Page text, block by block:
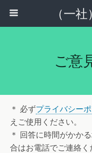
（一
ご意
＊ 必ずプライバシー
えご使用ください。
＊ 回答に時間がかか
合はお電話でご連絡く